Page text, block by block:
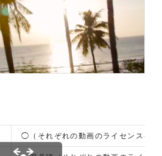
◯（それぞれの動画のライセンスを確